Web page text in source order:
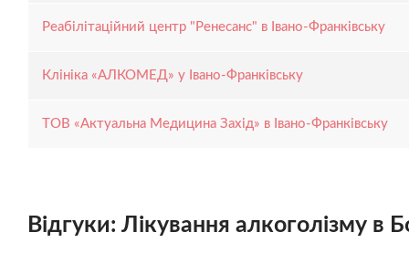
Реабілітаційний центр "Ренесанс" в Івано-Франківську
Клініка «АЛКОМЕД» у Івано-Франківську
ТОВ «Актуальна Медицина Захід» в Івано-Франківську
Відгуки: Лікування алкоголізму в